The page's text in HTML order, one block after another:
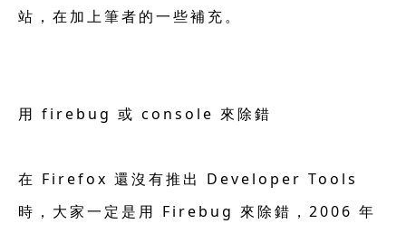
站，在加上筆者的一些補充。
用 firebug 或 console 來除錯
在 Firefox 還沒有推出 Developer Tools
時，大家一定是用 Firebug 來除錯，2006 年